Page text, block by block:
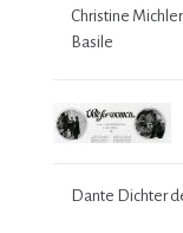
Christine
Basile
Dante Dichter